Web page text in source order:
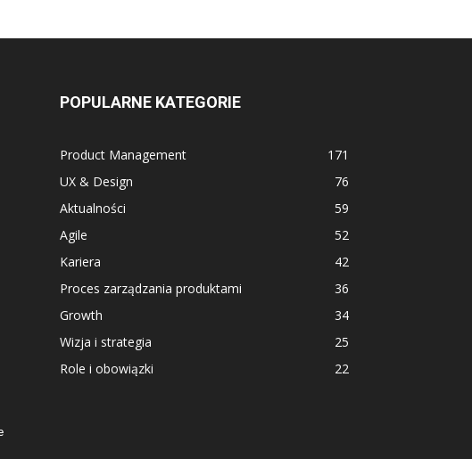
POPULARNE KATEGORIE
Product Management
171
UX & Design
76
Aktualności
59
Agile
52
Kariera
42
Proces zarządzania produktami
36
Growth
34
Wizja i strategia
25
Role i obowiązki
22